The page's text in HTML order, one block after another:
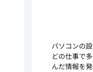
パソコンの
どの仕事で
んだ情報を